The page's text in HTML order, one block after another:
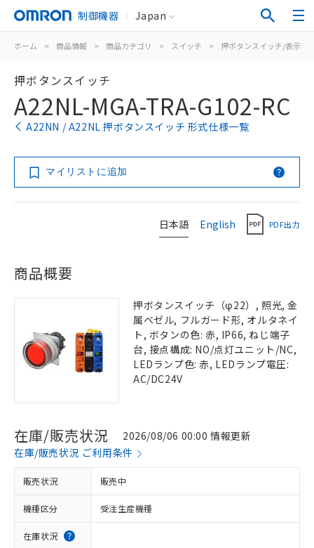
制御機器 Japan
ホーム > 商品情報 > 商品カテゴリ > スイッチ > 押ボタンスイッチ/表示灯
押ボタンスイッチ
A22NL-MGA-TRA-G102-RC
A22NN / A22NL 押ボタンスイッチ 形式仕様一覧
マイリストに追加
日本語 English PDF出力
商品概要
押ボタンスイッチ（φ22）, 照光, 金
属ベゼル, フルガード形, オルタネイ
ト, ボタンの色: 赤, IP66, ねじ端子
台, 接点構成: NO/点灯ユニット/NC,
LEDランプ色: 赤, LEDランプ電圧:
AC/DC24V
在庫/販売状況
2026/08/06 00:00 情報更新
在庫/販売状況 ご利用条件
販売状況 販売中
機種区分 受注生産機種
在庫状況